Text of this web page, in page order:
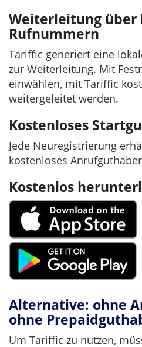
Weiterleitung über
Rufnummern
Tariffic generiert eine
zur Weiterleitung. Mit
einwählen, mit Tariffic
weitergeleitet werden.
Kostenloses
Jede Neuregistrierung
kostenloses
Kostenlos
Alternative: ohne
ohne
Um Tariffic zu nutzen,